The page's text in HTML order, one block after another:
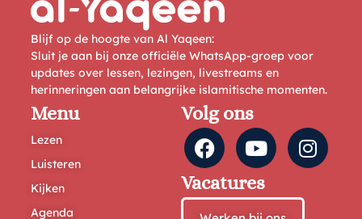
Blijf op de hoogte van Al Yaqeen:
Sluit je aan bij onze officiële WhatsApp-groep voor
updates over lessen, lezingen, livestreams en
herinneringen aan belangrijke islamitische momenten.
Menu
Lezen
Luisteren
Kijken
Agenda
Volg ons
Vacatures